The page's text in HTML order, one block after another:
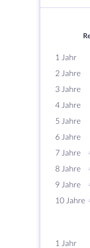
1 Jahr
2 Jahre
3 Jahre
4 Jahre
5 Jahre
6 Jahre
7 Jahre
8 Jahre
9 Jahre
10 Jahre
1 Jahr